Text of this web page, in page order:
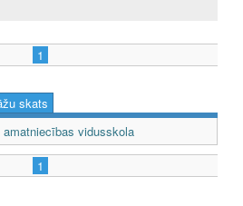
1
skats
vidusskola
1